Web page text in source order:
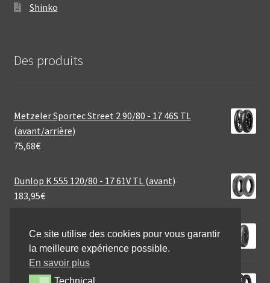
Shinko
Des produits
Metzeler Sportec Street 2 90/80 - 17 46S TL
(avant/arrière)
75,68€
Dunlop K 555 120/80 - 17 61V TL (avant)
183,95€
Mitas MC 7 2.75 - 18 42P TT (avant/arrière)
48,95€
Ce site utilise des cookies pour vous garantir
la meilleure expérience possible.
En savoir plus
Technical